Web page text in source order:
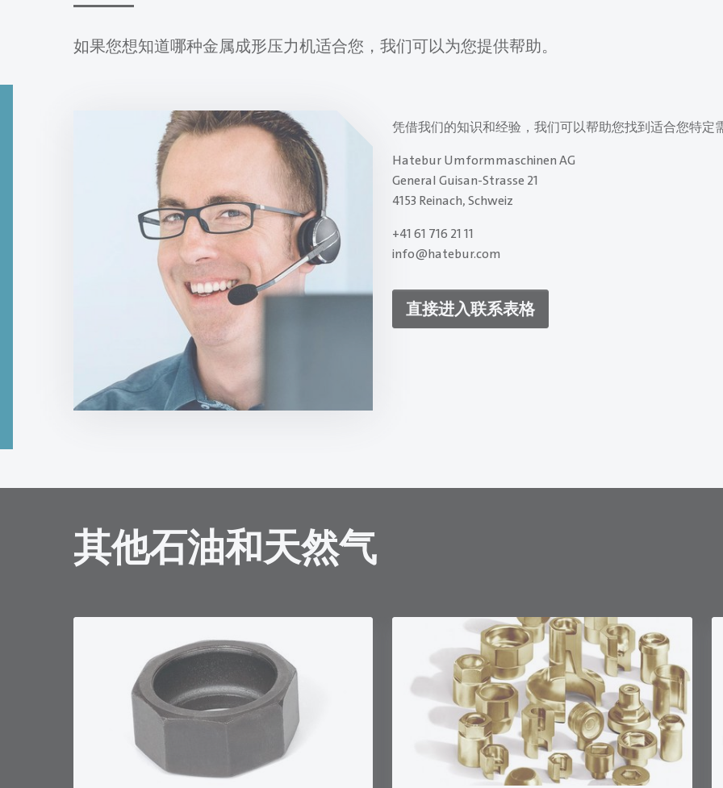
如果您想知道哪种金属成形压力机适合您，我们可以为您提供帮助。
凭借我们的知识和经验，我们可以帮助您找到适合您特定
Hatebur Umformmaschinen AG
General Guisan-Strasse 21
4153 Reinach, Schweiz
+41 61 716 21 11
info@hatebur.com
直接进入联系表格
其他石油和天然气